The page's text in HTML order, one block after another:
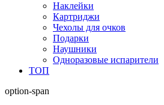
Наклейки
Картриджи
Чехолы для очков
Подарки
Наушники
Одноразовые испарители
ТОП
option-span